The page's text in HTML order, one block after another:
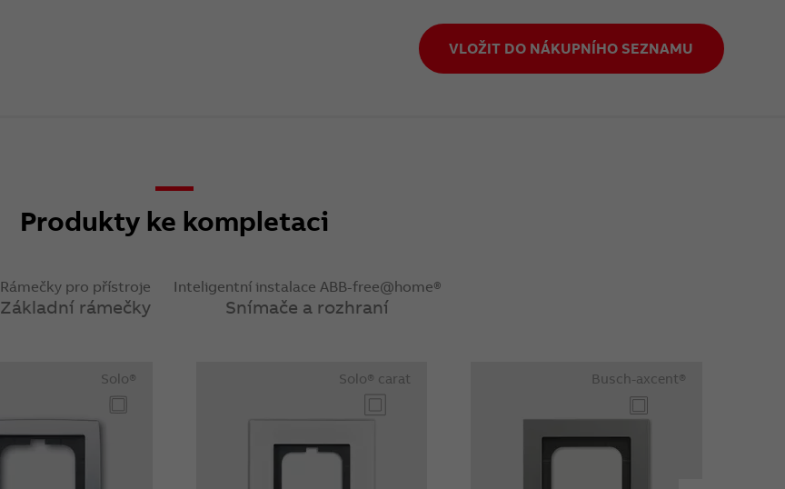
VLOŽIT DO NÁKUPNÍHO SEZNAMU
Produkty ke kompletaci
Rámečky pro přístroje
Základní rámečky
Inteligentní instalace ABB-free@home®
Snímače a rozhraní
Solo® Solo® carat Busch-axcent®